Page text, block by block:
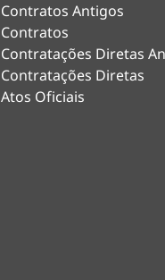
Contratos Antigos
Contratos
Contratações Diretas
Contratações Diretas
Atos Oficiais